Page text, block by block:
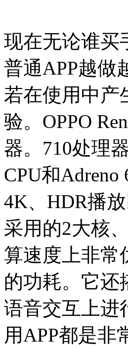
现在无论谁买
普通APP越做
若在使用中产
验。OPPO
器。710处理
CPU和Adreno
4K、HDR播
采用的2大核
算速度上非常
的功耗。它还
语音交互上进
用APP都是非